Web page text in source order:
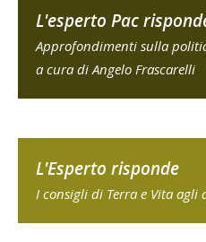
L'esperto Pac
Approfondimenti sulla
a cura di Angelo Frascarelli
L'Esperto risponde
I consigli di Terra e Vita agli